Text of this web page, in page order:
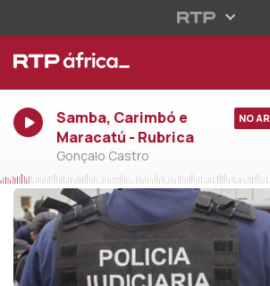
Samba, Carimbó e
Maracatú - Rubrica
Gonçalo Castro
NO AR